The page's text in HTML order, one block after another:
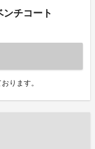
ンチコート
ります。